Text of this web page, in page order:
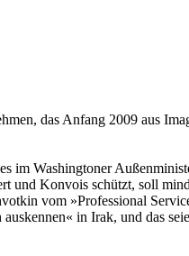
das Anfang 2009 aus
im Washingtoner
und Konvois schützt, soll
vom »Professional
in Irak, und das